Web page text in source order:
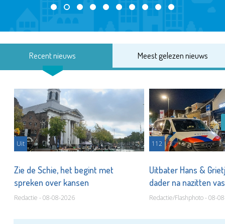
Recent nieuws Meest gelezen nieuws
Uit
Zie de Schie, het begint met
spreken over kansen
Redactie - 08-08-2026
112
Uitbater Hans &
dader na nazitten
Redactie/Flashphoto - 08-